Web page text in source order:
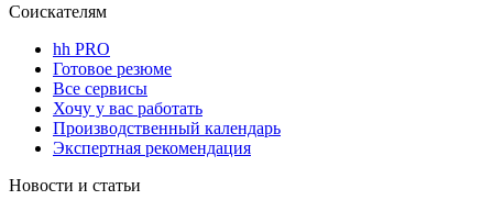
Соискателям
hh PRO
Готовое резюме
Все сервисы
Хочу у вас работать
Производственный календарь
Экспертная рекомендация
Новости и статьи